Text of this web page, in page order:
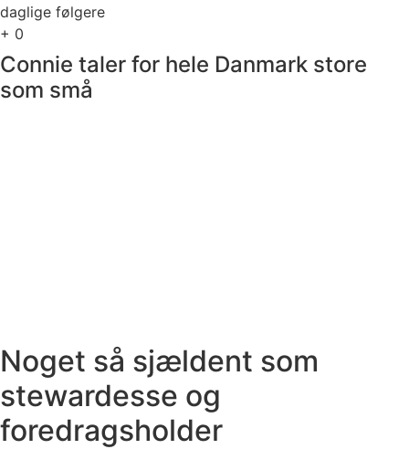
daglige følgere
+ 0
Connie taler for hele Danmark store
som små
Noget så sjældent som
stewardesse og
foredragsholder